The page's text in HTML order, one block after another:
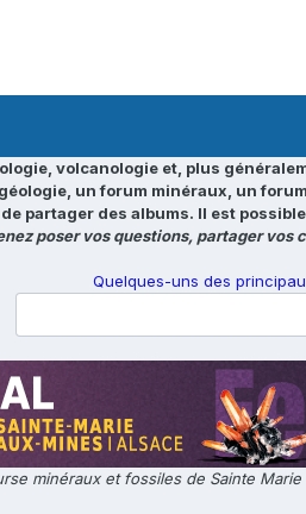
volcanologie et, plus
un forum minéraux, un
partager des albums. Il est
poser vos questions, partager vos
Quelques-uns des
minéraux et fossiles de Sainte